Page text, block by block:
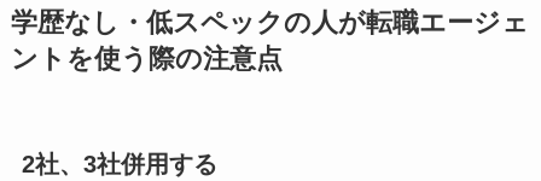
学歴なし・低スペックの人が転職エージェ
ントを使う際の注意点
2社、3社併用する